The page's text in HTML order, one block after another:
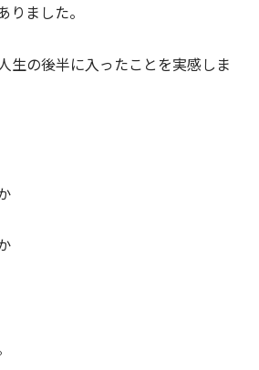
ました。
生の後半に入ったことを実感しま